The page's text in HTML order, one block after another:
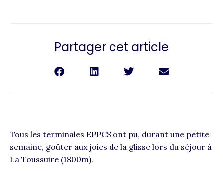
Partager cet article
Tous les terminales EPPCS ont pu, durant une petite
semaine, goûter aux joies de la glisse lors du séjour à
La Toussuire (1800m).